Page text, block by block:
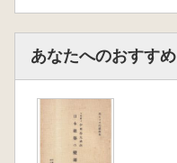
あなたへのおすすめ